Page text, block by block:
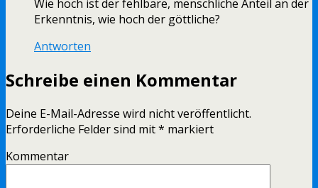
Wie hoch ist der fehlbare, menschliche Anteil an der
Erkenntnis, wie hoch der göttliche?
Antworten
Schreibe einen Kommentar
Deine E-Mail-Adresse wird nicht veröffentlicht.
Erforderliche Felder sind mit* markiert
Kommentar